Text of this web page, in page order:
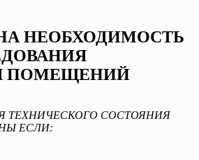
НЕОБХОДИМОСТЬ
ПОМЕЩЕНИЙ
ТЕХНИЧЕСКОГО СОСТОЯНИЯ
ЕСЛИ: